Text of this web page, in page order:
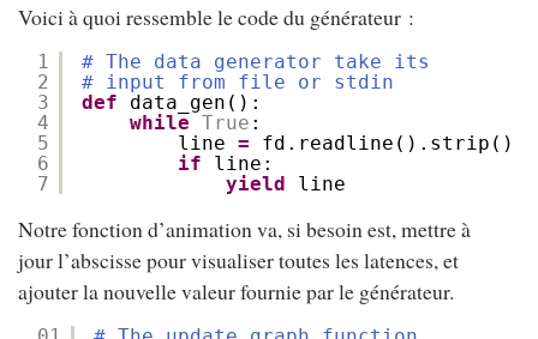
Voici à quoi ressemble le code du générateur :
1
2
3
4
5
6
7
# The data generator take its
# input from file or stdin
def
data_gen():
while True :
line =
fd.readline().strip()
if
line:
yield
line
Notre fonction d’animation va, si besoin est, mettre à
jour l’abscisse pour visualiser toutes les latences, et
ajouter la nouvelle valeur fournie par le générateur.